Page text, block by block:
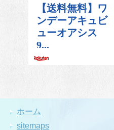
ホーム
sitemaps